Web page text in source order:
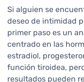
Si alguien se
deseo de intimidad
primer paso es un
centrado en las
estradiol,
función tiroidea,
resultados pueden